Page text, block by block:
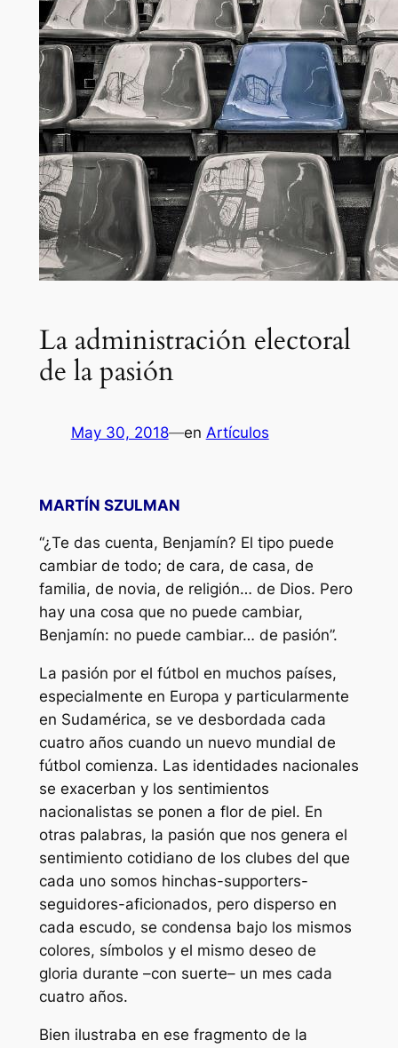
La administración electoral
de la pasión
May 30, 2018—en Artículos
MARTÍN SZULMAN
“¿Te das cuenta, Benjamín? El tipo puede
cambiar de todo; de cara, de casa, de
familia, de novia, de religión… de Dios. Pero
hay una cosa que no puede cambiar,
Benjamín: no puede cambiar… de pasión”.
La pasión por el fútbol en muchos países,
especialmente en Europa y particularmente
en Sudamérica, se ve desbordada cada
cuatro años cuando un nuevo mundial de
fútbol comienza. Las identidades nacionales
se exacerban y los sentimientos
nacionalistas se ponen a flor de piel. En
otras palabras, la pasión que nos genera el
sentimiento cotidiano de los clubes del que
cada uno somos hinchas-supporters-
seguidores-aficionados, pero disperso en
cada escudo, se condensa bajo los mismos
colores, símbolos y el mismo deseo de
gloria durante –con suerte– un mes cada
cuatro años.
Bien ilustraba en ese fragmento de la